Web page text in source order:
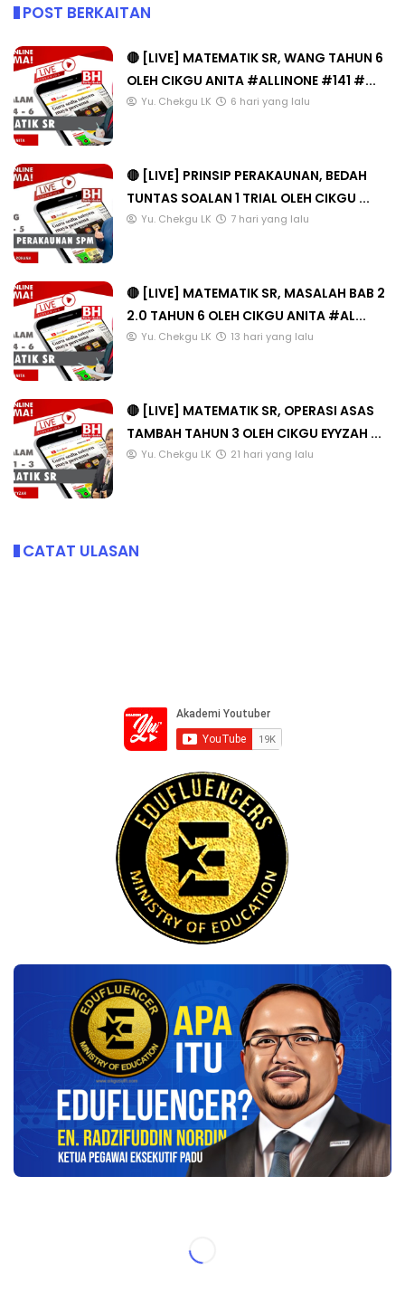
POST BERKAITAN
🔴 [LIVE] MATEMATIK SR, WANG TAHUN 6
OLEH CIKGU ANITA #ALLINONE #141 #...
Yu. Chekgu LK 6 hari yang lalu
🔴 [LIVE] PRINSIP PERAKAUNAN, BEDAH
TUNTAS SOALAN 1 TRIAL OLEH CIKGU ...
Yu. Chekgu LK 7 hari yang lalu
🔴 [LIVE] MATEMATIK SR, MASALAH BAB 2
2.0 TAHUN 6 OLEH CIKGU ANITA #AL...
Yu. Chekgu LK 13 hari yang lalu
🔴 [LIVE] MATEMATIK SR, OPERASI ASAS
TAMBAH TAHUN 3 OLEH CIKGU EYYZAH ...
Yu. Chekgu LK 21 hari yang lalu
CATAT ULASAN